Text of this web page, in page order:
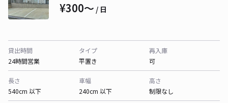
¥300〜 / 日
貸出時間
24時間営業
タイプ
平置き
再入庫
可
長さ
540cm 以下
車幅
240cm 以下
高さ
制限なし